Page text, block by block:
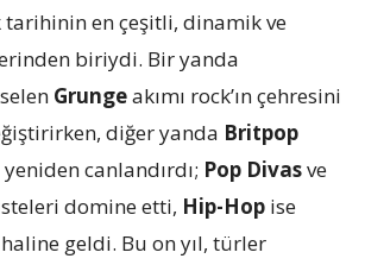
tarihinin en çeşitli, dinamik ve
biriydi. Bir yanda
Grungeakımı rock’ın çehresini
diğer yanda Britpop
canlandırdı; Pop Divasve
domine etti, Hip-Hop ise
geldi. Bu on yıl, türler